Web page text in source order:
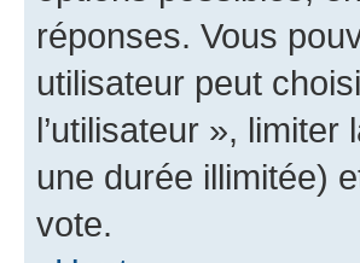
réponses. Vous
utilisateur peut
l’utilisateur »,
une durée illimitée)
vote.